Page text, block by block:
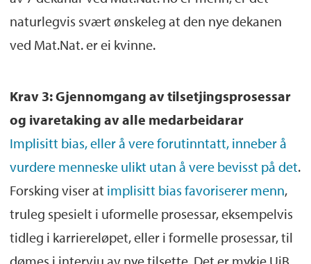
naturlegvis svært ønskeleg at den nye dekanen
ved Mat.Nat. er ei kvinne.
Krav 3: Gjennomgang av tilsetjingsprosessar
og ivaretaking av alle medarbeidarar
Implisitt bias, eller å vere forutinntatt, inneber å
vurdere menneske ulikt utan å vere bevisst på det.
Forsking viser at implisitt bias favoriserer menn,
truleg spesielt i uformelle prosessar, eksempelvis
tidleg i karriereløpet, eller i formelle prosessar, til